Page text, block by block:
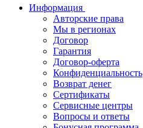
Информация
Авторские права
Мы в регионах
Договор
Гарантия
Договор-оферта
Конфиденциальность
Возврат денег
Сертификаты
Сервисные центры
Вопросы и ответы